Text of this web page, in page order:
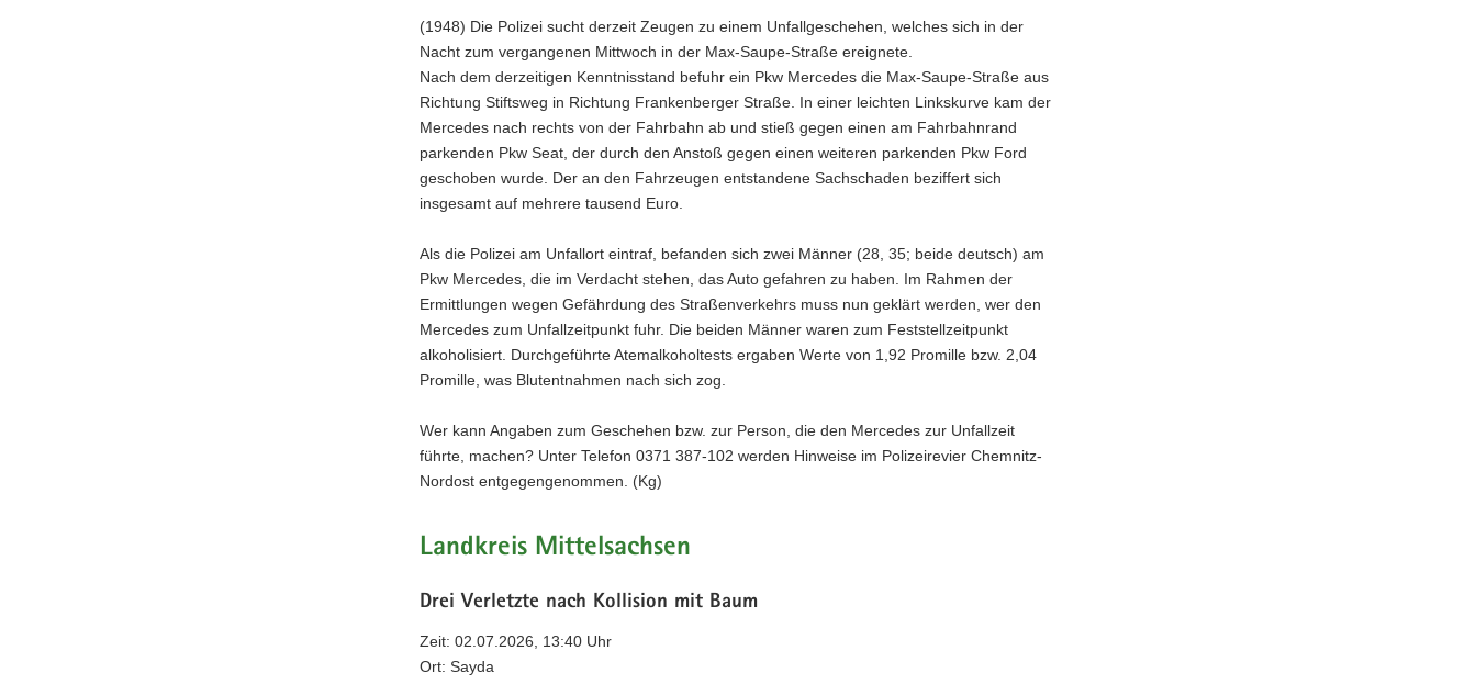
(1948) Die Polizei sucht derzeit Zeugen zu einem Unfallgeschehen, welches sich in der
Nacht zum vergangenen Mittwoch in der Max-Saupe-Straße ereignete.
Nach dem derzeitigen Kenntnisstand befuhr ein Pkw Mercedes die Max-Saupe-Straße aus
Richtung Stiftsweg in Richtung Frankenberger Straße. In einer leichten Linkskurve kam der
Mercedes nach rechts von der Fahrbahn ab und stieß gegen einen am Fahrbahnrand
parkenden Pkw Seat, der durch den Anstoß gegen einen weiteren parkenden Pkw Ford
geschoben wurde. Der an den Fahrzeugen entstandene Sachschaden beziffert sich
insgesamt auf mehrere tausend Euro.
Als die Polizei am Unfallort eintraf, befanden sich zwei Männer (28, 35; beide deutsch) am
Pkw Mercedes, die im Verdacht stehen, das Auto gefahren zu haben. Im Rahmen der
Ermittlungen wegen Gefährdung des Straßenverkehrs muss nun geklärt werden, wer den
Mercedes zum Unfallzeitpunkt fuhr. Die beiden Männer waren zum Feststellzeitpunkt
alkoholisiert. Durchgeführte Atemalkoholtests ergaben Werte von 1,92 Promille bzw. 2,04
Promille, was Blutentnahmen nach sich zog.
Wer kann Angaben zum Geschehen bzw. zur Person, die den Mercedes zur Unfallzeit
führte, machen? Unter Telefon 0371 387-102 werden Hinweise im Polizeirevier Chemnitz-
Nordost entgegengenommen. (Kg)
Landkreis Mittelsachsen
Drei Verletzte nach Kollision mit Baum
Zeit: 02.07.2026, 13:40 Uhr
Ort: Sayda